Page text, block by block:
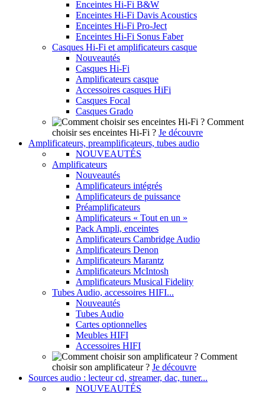
Enceintes Hi-Fi B&W
Enceintes Hi-Fi Davis Acoustics
Enceintes Hi-Fi Pro-Ject
Enceintes Hi-Fi Sonus Faber
Casques Hi-Fi et amplificateurs casque
Nouveautés
Casques Hi-Fi
Amplificateurs casque
Accessoires casques HiFi
Casques Focal
Casques Grado
Comment
choisir ses enceintes Hi-Fi ? Je découvre
Amplificateurs, preamplificateurs, tubes audio
NOUVEAUTÉS
Amplificateurs
Nouveautés
Amplificateurs intégrés
Amplificateurs de puissance
Préamplificateurs
Amplificateurs « Tout en un »
Pack Ampli, enceintes
Amplificateurs Cambridge Audio
Amplificateurs Denon
Amplificateurs Marantz
Amplificateurs McIntosh
Amplificateurs Musical Fidelity
Tubes Audio, accessoires HIFI...
Nouveautés
Tubes Audio
Cartes optionnelles
Meubles HIFI
Accessoires HIFI
Comment
choisir son amplificateur ? Je découvre
Sources audio : lecteur cd, streamer, dac, tuner...
NOUVEAUTÉS